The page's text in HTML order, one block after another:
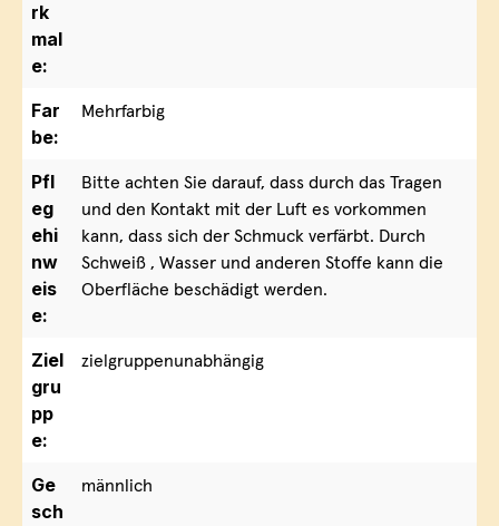
rk
mal
e:
Far
be:
Mehrfarbig
Pfl
eg
ehi
nw
eis
e:
Bitte achten Sie darauf, dass durch das Tragen
und den Kontakt mit der Luft es vorkommen
kann, dass sich der Schmuck verfärbt. Durch
Schweiß , Wasser und anderen Stoffe kann die
Oberfläche beschädigt werden.
Ziel
gru
pp
e:
zielgruppenunabhängig
Ge
sch
männlich